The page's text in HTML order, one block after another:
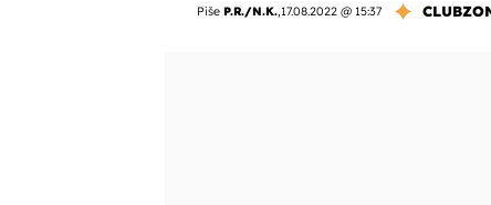
Piše P.R./N.K.,17.08.2022 @ 15:37